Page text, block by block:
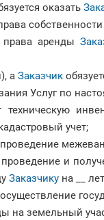
оказать
аренды
а Заказчик
Услуг по
техническую
учет;
проведение и
Заказчику на __
на земельный